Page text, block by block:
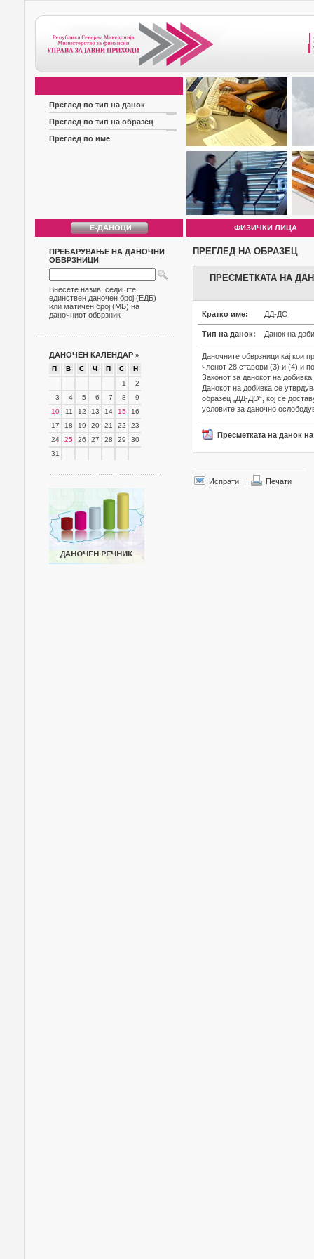
Преглед по тип на данок
Преглед по тип на образец
Преглед по име
ФИЗИЧКИ ЛИЦА
ПРЕБАРУВАЊЕ НА ДАНОЧНИ
ОБВРЗНИЦИ
Внесете назив, седиште,
единствен даночен број (ЕДБ)
или матичен број (МБ) на
даночниот обврзник
ДАНОЧЕН КАЛЕНДАР »
П В С Ч П С
Н
1
2
3
4 5 6 7 8
9
10
11 12 13 14 15
16
17
18 19 20 21 22
23
24
25 26 27 28 29
30
31
ПРЕГЛЕД НА ОБРАЗЕЦ
ПРЕСМЕТКАТА НА
Кратко име: ДД-ДО
Тип на данок: Данок на
Даночните обврзници кај кои
членот 28 ставови (3) и (4) и
Законот за данокот на
Данокот на добивка се
образец „ДД-ДО“, кој се
условите за даночно
Пресметката на данок
Испрати | Печати